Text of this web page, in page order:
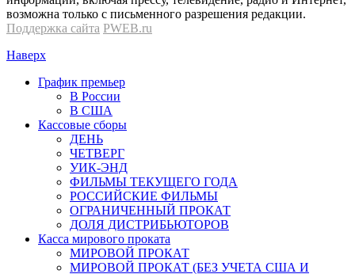
возможна только с письменного разрешения редакции.
Поддержка сайта PWEB.ru
Наверх
График премьер
В России
В США
Кассовые сборы
ДЕНЬ
ЧЕТВЕРГ
УИК-ЭНД
ФИЛЬМЫ ТЕКУЩЕГО ГОДА
РОССИЙСКИЕ ФИЛЬМЫ
ОГРАНИЧЕННЫЙ ПРОКАТ
ДОЛЯ ДИСТРИБЬЮТОРОВ
Касса мирового проката
МИРОВОЙ ПРОКАТ
МИРОВОЙ ПРОКАТ (БЕЗ УЧЕТА США И